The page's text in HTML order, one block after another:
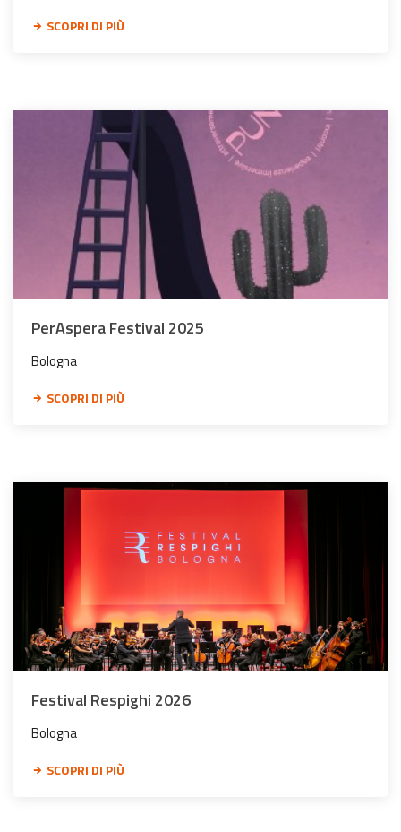
SCOPRI DI PIÙ
PerAspera Festival 2025
Bologna
SCOPRI DI PIÙ
Festival Respighi 2026
Bologna
SCOPRI DI PIÙ